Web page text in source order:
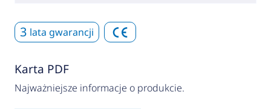
3 lata gwarancji
Karta PDF
Najważniejsze informacje o produkcie.